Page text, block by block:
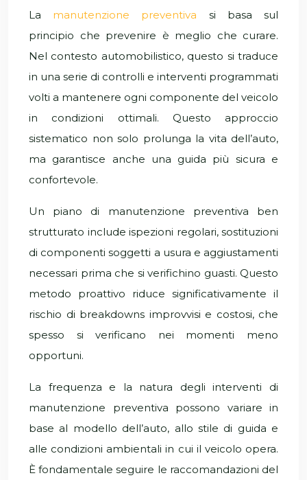
La manutenzione preventiva si basa sul
principio che prevenire è meglio che curare.
Nel contesto automobilistico, questo si traduce
in una serie di controlli e interventi programmati
volti a mantenere ogni componente del veicolo
in condizioni ottimali. Questo approccio
sistematico non solo prolunga la vita dell’auto,
ma garantisce anche una guida più sicura e
confortevole.
Un piano di manutenzione preventiva ben
strutturato include ispezioni regolari, sostituzioni
di componenti soggetti a usura e aggiustamenti
necessari prima che si verifichino guasti. Questo
metodo proattivo riduce significativamente il
rischio di breakdowns improvvisi e costosi, che
spesso si verificano nei momenti meno
opportuni.
La frequenza e la natura degli interventi di
manutenzione preventiva possono variare in
base al modello dell’auto, allo stile di guida e
alle condizioni ambientali in cui il veicolo opera.
È fondamentale seguire le raccomandazioni del